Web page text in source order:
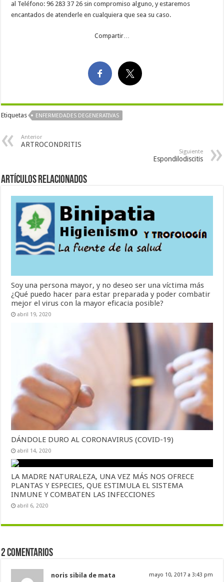
al Teléfono: 96 283 37 26 sin compromiso alguno, y estaremos
encantados de atenderle en cualquiera que sea su caso.
Compartir…
Etiquetas ENFERMEDADES DEGENERATIVAS
Anterior
ARTROCONDRITIS
Siguiente
Espondilodiscitis
Artículos Relacionados
Soy una persona mayor, y no deseo ser una víctima más
¿Qué puedo hacer para estar preparada y poder combatir
mejor el virus con la mayor eficacia posible?
abril 19, 2020
DÁNDOLE DURO AL CORONAVIRUS (COVID-19)
abril 14, 2020
LA MADRE NATURALEZA, UNA VEZ MÁS NOS OFRECE
PLANTAS Y ESPECIES, QUE ESTIMULA EL SISTEMA
INMUNE Y COMBATEN LAS INFECCIONES
abril 6, 2020
2 comentarios
noris sibila de mata mayo 10, 2017 a 3:43 pm